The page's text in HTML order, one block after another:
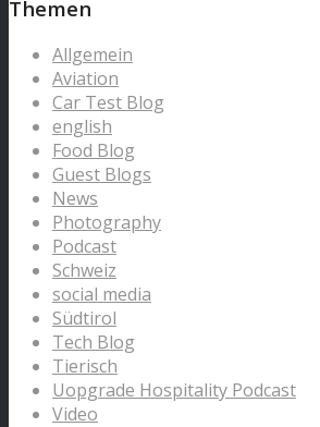
Themen
Allgemein
Aviation
Car Test Blog
english
Food Blog
Guest Blogs
News
Photography
Podcast
Schweiz
social media
Südtirol
Tech Blog
Tierisch
Uopgrade Hospitality Podcast
Video